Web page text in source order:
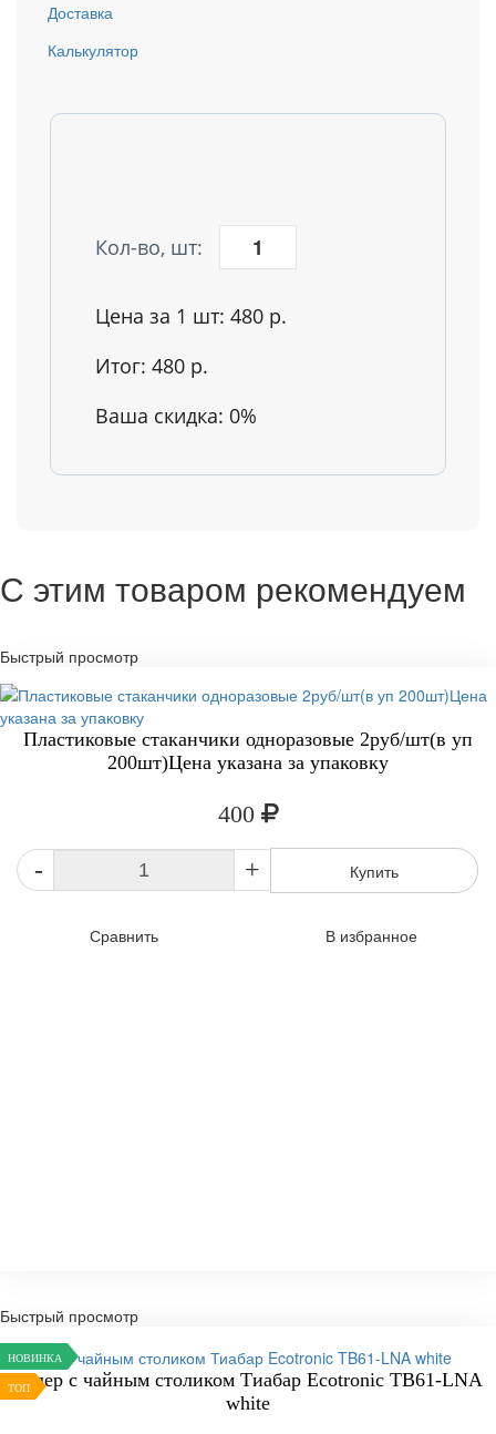
Доставка
Калькулятор
Кол-во, шт:
Цена за 1 шт: 480 р.
Итог: 480 р.
Ваша скидка: 0%
С этим товаром рекомендуем
Быстрый просмотр
Пластиковые стаканчики одноразовые 2руб/шт(в уп
200шт)Цена указана за упаковку
400
- + Купить
Сравнить В избранное
Быстрый просмотр
НОВИНКА
ТОП
Кулер с чайным столиком Тиабар Ecotronic TB61-LNA
white